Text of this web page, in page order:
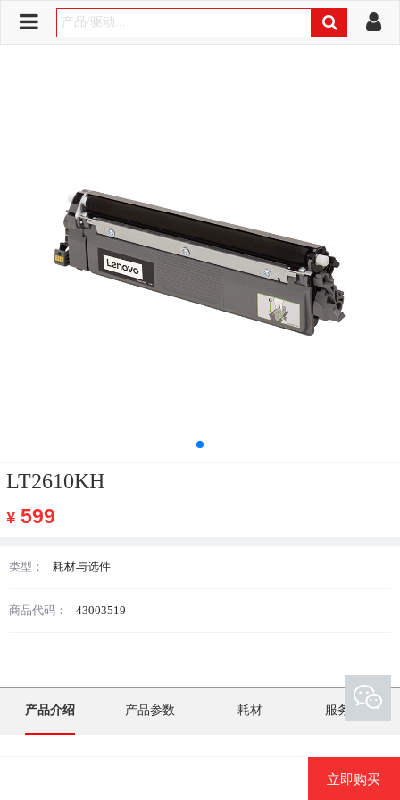
LT2610KH
¥ 599
类型： 耗材与选件
商品代码： 43003519
立即购买
产品介绍 产品参数 耗材 服务支持